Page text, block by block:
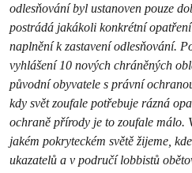
odlesňování byl ustanoven pouze
postrádá jakákoli konkrétní
naplnění k zastavení odlesňování.
vyhlášení 10 nových chráněných
původní obyvatele s právní
kdy svět zoufale potřebuje rázná
ochraně přírody je to zoufale málo.
jakém pokryteckém světě žijeme,
ukazatelů a v područí lobbistů